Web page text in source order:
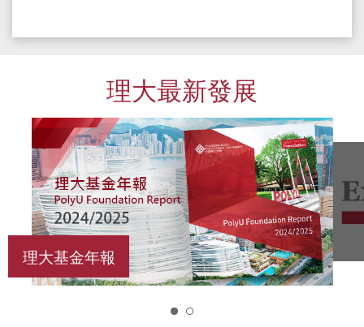
理大最新發展
理大基金年報